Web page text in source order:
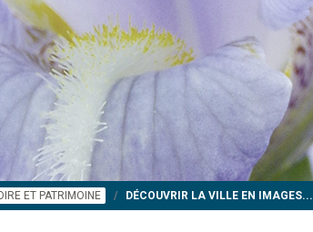
ET PATRIMOINE DÉCOUVRIR LA VILLE EN IMAGES...